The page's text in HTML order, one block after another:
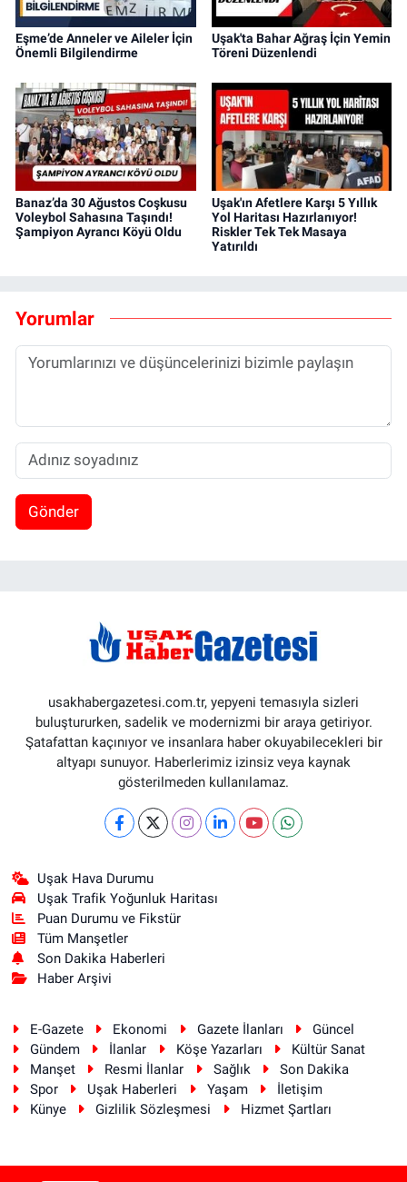
Eşme’de Anneler ve Aileler İçin
Önemli Bilgilendirme
Uşak'ta Bahar Ağraş İçin Yemin
Töreni Düzenlendi
Banaz’da 30 Ağustos Coşkusu
Voleybol Sahasına Taşındı!
Şampiyon Ayrancı Köyü Oldu
Uşak'ın Afetlere Karşı 5 Yıllık
Yol Haritası Hazırlanıyor!
Riskler Tek Tek Masaya
Yatırıldı
Yorumlar
Gönder
usakhabergazetesi.com.tr, yepyeni temasıyla sizleri
buluştururken, sadelik ve modernizmi bir araya getiriyor.
Şatafattan kaçınıyor ve insanlara haber okuyabilecekleri bir
altyapı sunuyor. Haberlerimiz izinsiz veya kaynak
gösterilmeden kullanılamaz.
Uşak Hava Durumu
Uşak Trafik Yoğunluk Haritası
Puan Durumu ve Fikstür
Tüm Manşetler
Son Dakika Haberleri
Haber Arşivi
E-Gazete Ekonomi Gazete İlanları
Güncel
Gündem
İlanlar Köşe Yazarları
Kültür Sanat
Manşet
Resmi İlanlar Sağlık
Son Dakika
Spor
Uşak Haberleri Yaşam
İletişim
Künye
Gizlilik Sözleşmesi Hizmet Şartları